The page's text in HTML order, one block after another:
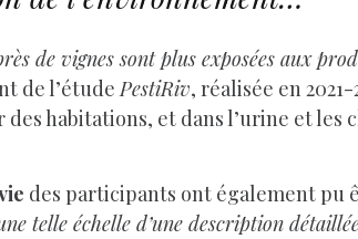
de vignes sont plus exposées aux
de l’étudePestiRiv, réalisée en 2021-
habitations, et dans l’urine et les
des participants ont également pu
telle échelle d’une description